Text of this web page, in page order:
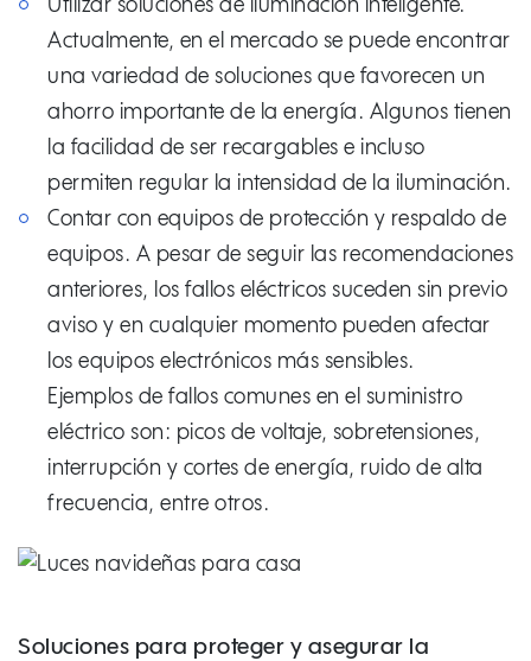
Utilizar soluciones de iluminación inteligente.
Actualmente, en el mercado se puede encontrar
una variedad de soluciones que favorecen un
ahorro importante de la energía. Algunos tienen
la facilidad de ser recargables e incluso
permiten regular la intensidad de la iluminación.
Contar con equipos de protección y respaldo de
equipos. A pesar de seguir las recomendaciones
anteriores, los fallos eléctricos suceden sin previo
aviso y en cualquier momento pueden afectar
los equipos electrónicos más sensibles.
Ejemplos de fallos comunes en el suministro
eléctrico son: picos de voltaje, sobretensiones,
interrupción y cortes de energía, ruido de alta
frecuencia, entre otros.
Soluciones para proteger y asegurar la